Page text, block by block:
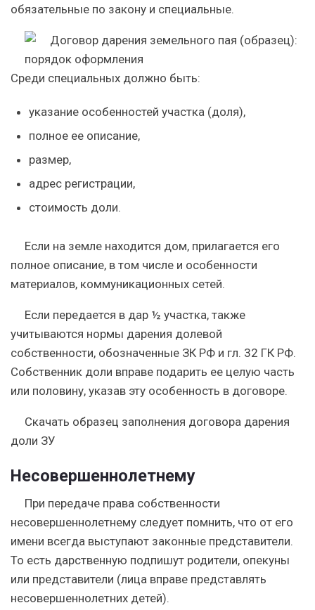
обязательные по закону и специальные.
Среди специальных должно быть:
указание особенностей участка (доля),
полное ее описание,
размер,
адрес регистрации,
стоимость доли.
Если на земле находится дом, прилагается его
полное описание, в том числе и особенности
материалов, коммуникационных сетей.
Если передается в дар ½ участка, также
учитываются нормы дарения долевой
собственности, обозначенные ЗК РФ и гл. 32 ГК РФ.
Собственник доли вправе подарить ее целую часть
или половину, указав эту особенность в договоре.
Скачать образец заполнения договора дарения
доли ЗУ
Несовершеннолетнему
При передаче права собственности
несовершеннолетнему следует помнить, что от его
имени всегда выступают законные представители.
То есть дарственную подпишут родители, опекуны
или представители (лица вправе представлять
несовершеннолетних детей).